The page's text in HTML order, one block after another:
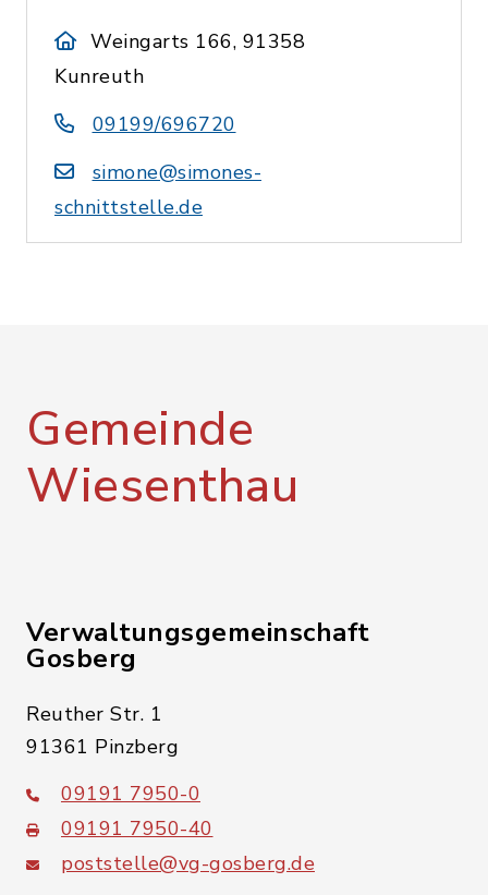
Weingarts 166, 91358
Kunreuth
09199/696720
simone@simones-
schnittstelle.de
Gemeinde
Wiesenthau
Verwaltungsgemeinschaft
Gosberg
Reuther Str. 1
91361 Pinzberg
09191 7950-0
09191 7950-40
poststelle@vg-gosberg.de